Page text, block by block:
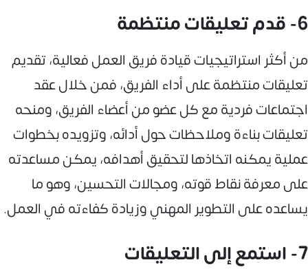
6- قدم تعليقات منتظمة
من أكثر استراتيجيات قيادة فريق العمل فعالية، تقديم
تعليقات منتظمة على أداء الفريق، فمن خلال عقد
اجتماعات فردية مع كل عضو من أعضاء الفريق، ومنحه
تعليقات بناءة وملاحظات حول أدائه، وتزويده بخطوات
عملية يمكنه اتخاذها لتحقيق أهدافه، يمكن مساعدته
على معرفة نقاط قوته، ومجالات التحسين، وهو ما
يساعده على التطوير المهني وزيادة كفاءته في العمل.
7- استمع إلى التعليقات